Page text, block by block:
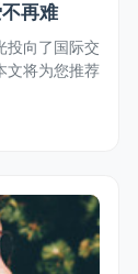
再难
投向了国际交
文将为您推荐